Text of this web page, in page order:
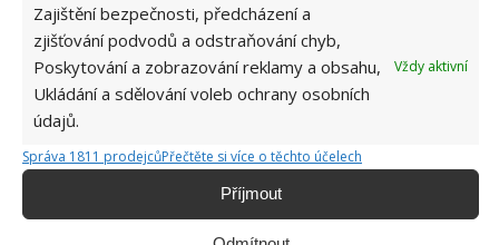
Zajištění bezpečnosti, předcházení a
zjišťování podvodů a odstraňování chyb,
Poskytování a zobrazování reklamy a obsahu,
Ukládání a sdělování voleb ochrany osobních
údajů.
Vždy aktivní
Správa 1811 prodejcůPřečtěte si více o těchto účelech
Příjmout
BATERIE
KOHOUTKY KORUNA PENĚŽENKA PENÍZE